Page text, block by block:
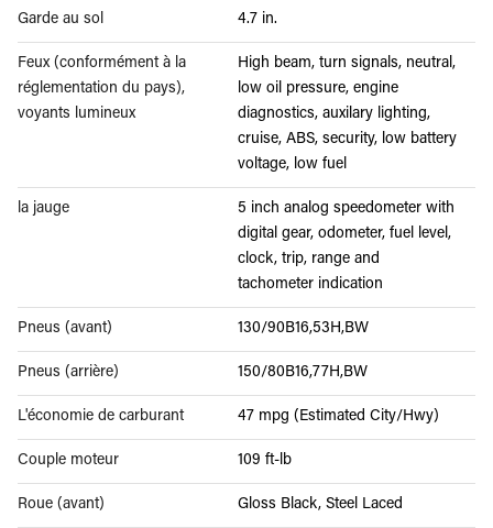
Garde au sol 4.7 in.
Feux (conformément à la
réglementation du pays),
voyants lumineux
High beam, turn signals, neutral,
low oil pressure, engine
diagnostics, auxilary lighting,
cruise, ABS, security, low battery
voltage, low fuel
la jauge
5 inch analog speedometer with
digital gear, odometer, fuel level,
clock, trip, range and
tachometer indication
Pneus (avant) 130/90B16,53H,BW
Pneus (arrière) 150/80B16,77H,BW
L'économie de carburant 47 mpg (Estimated City/Hwy)
Couple moteur 109 ft-lb
Roue (avant) Gloss Black, Steel Laced